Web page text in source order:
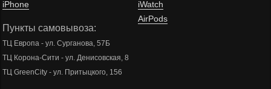
iPhone
Пункты самовывоза:
ТЦ Европа - ул. Сурганова, 57Б
ТЦ Корона-Сити - ул. Денисовская, 8
ТЦ GreenCity - ул. Притыцкого, 156
iWatch
AirPods